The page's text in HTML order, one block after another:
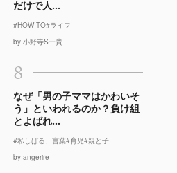
だけで人...
#HOW TO#ライフ
by 小野寺S一貴
8
なぜ「男の子ママはかわいそ
う」といわれるのか？負け組
とよばれ...
#私しばる、言葉#育児#親と子
by angerire